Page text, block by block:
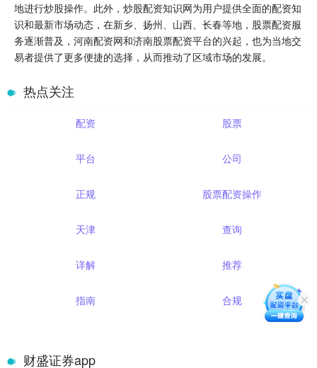
地进行炒股操作。此外，炒股配资知识网为用户提供全面的配资知
识和最新市场动态，在新乡、扬州、山西、长春等地，股票配资服
务逐渐普及，河南配资网和济南股票配资平台的兴起，也为当地交
易者提供了更多便捷的选择，从而推动了区域市场的发展。
热点关注
配资 股票
平台 公司
正规 股票配资操作
天津 查询
详解 推荐
指南 合规
财盛证券app